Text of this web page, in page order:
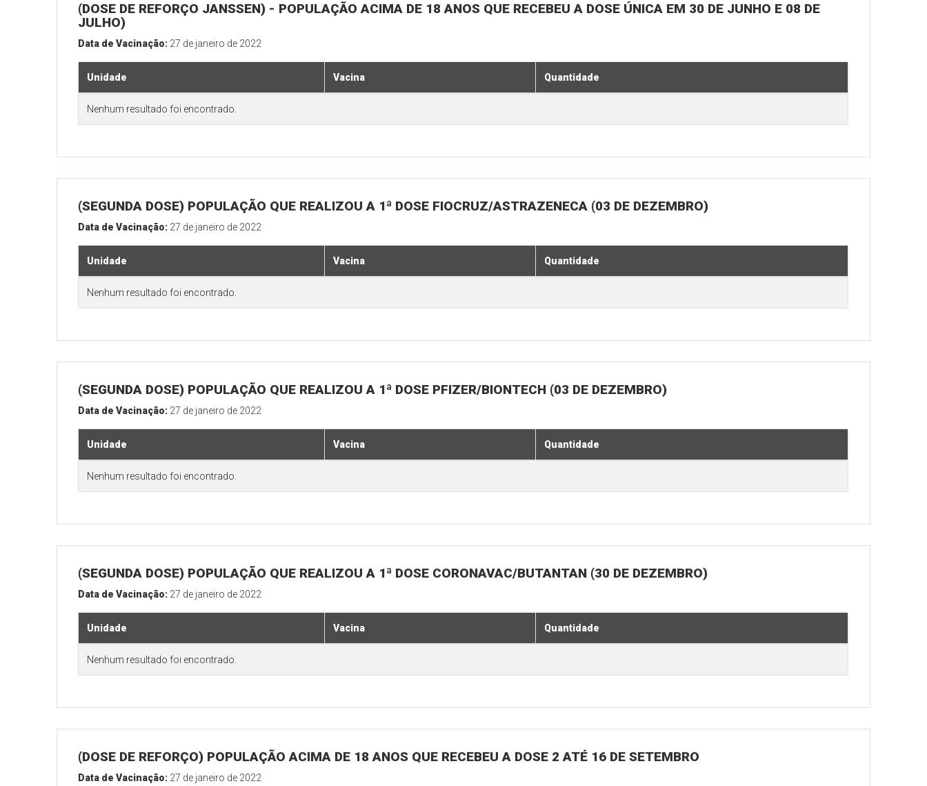
(DOSE DE REFORÇO JANSSEN) - POPULAÇÃO ACIMA DE 18 ANOS QUE RECEBEU A DOSE ÚNICA EM 30 DE JUNHO E 08 DE
JULHO)
Data de Vacinação: 27 de janeiro de 2022
Unidade Vacina Quantidade
Nenhum resultado foi encontrado.
(SEGUNDA DOSE) POPULAÇÃO QUE REALIZOU A 1ª DOSE FIOCRUZ/ASTRAZENECA (03 DE DEZEMBRO)
Data de Vacinação: 27 de janeiro de 2022
Unidade Vacina Quantidade
Nenhum resultado foi encontrado.
(SEGUNDA DOSE) POPULAÇÃO QUE REALIZOU A 1ª DOSE PFIZER/BIONTECH (03 DE DEZEMBRO)
Data de Vacinação: 27 de janeiro de 2022
Unidade Vacina Quantidade
Nenhum resultado foi encontrado.
(SEGUNDA DOSE) POPULAÇÃO QUE REALIZOU A 1ª DOSE CORONAVAC/BUTANTAN (30 DE DEZEMBRO)
Data de Vacinação: 27 de janeiro de 2022
Unidade Vacina Quantidade
Nenhum resultado foi encontrado.
(DOSE DE REFORÇO) POPULAÇÃO ACIMA DE 18 ANOS QUE RECEBEU A DOSE 2 ATÉ 16 DE SETEMBRO
Data de Vacinação: 27 de janeiro de 2022